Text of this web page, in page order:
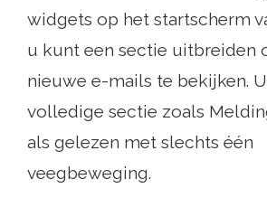
widgets op het startscherm
u kunt een sectie uitbreiden
nieuwe e-mails te bekijken.
volledige sectie zoals
als gelezen met slechts één
veegbeweging.